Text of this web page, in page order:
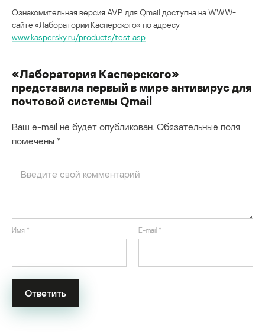
Ознакомительная версия AVP для Qmail доступна на WWW-
сайте «Лаборатории Касперского» по адресу
www.kaspersky.ru/products/test.asp
«Лаборатория Касперского»
представила первый в мире антивирус для
почтовой системы Qmail
Ваш e-mail не будет опубликован. Обязательные поля
помечены *
Имя * E-mail *